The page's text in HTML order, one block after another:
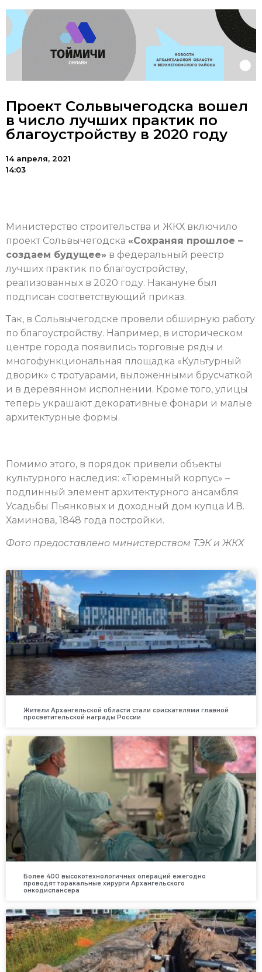
Проект Сольвычегодска вошел
в число лучших практик по
благоустройству в 2020 году
14 апреля, 2021
14:03
Министерство строительства и ЖКХ включило
проект Сольвычегодска «Сохраняя прошлое –
создаем будущее» в федеральный реестр
лучших практик по благоустройству,
реализованных в 2020 году. Накануне был
подписан соответствующий приказ.
Так, в Сольвычегодске провели обширную работу
по благоустройству. Например, в историческом
центре города появились торговые ряды и
многофункциональная площадка «Культурный
дворик» с тротуарами, выложенными брусчаткой
и в деревянном исполнении. Кроме того, улицы
теперь украшают декоративные фонари и малые
архитектурные формы.
Помимо этого, в порядок привели объекты
культурного наследия: «Тюремный корпус» –
подлинный элемент архитектурного ансамбля
Усадьбы Пьянковых и доходный дом купца И.В.
Хаминова, 1848 года постройки.
Фото предоставлено министерством ТЭК и ЖКХ
Жители Архангельской области стали соискателями главной
просветительской награды России
Более 400 высокотехнологичных операций ежегодно
проводят торакальные хирурги Архангельского
онкодиспансера